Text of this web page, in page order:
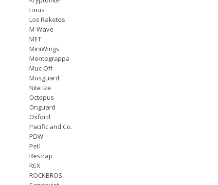
Linus
Los Raketos
M-Wave
MET
MiniWings
Montegrappa
Muc-Off
Musguard
Nite Ize
Octopus
Onguard
Oxford
Pacific and Co.
PDW
Pell
Restrap
REX
ROCKBROS